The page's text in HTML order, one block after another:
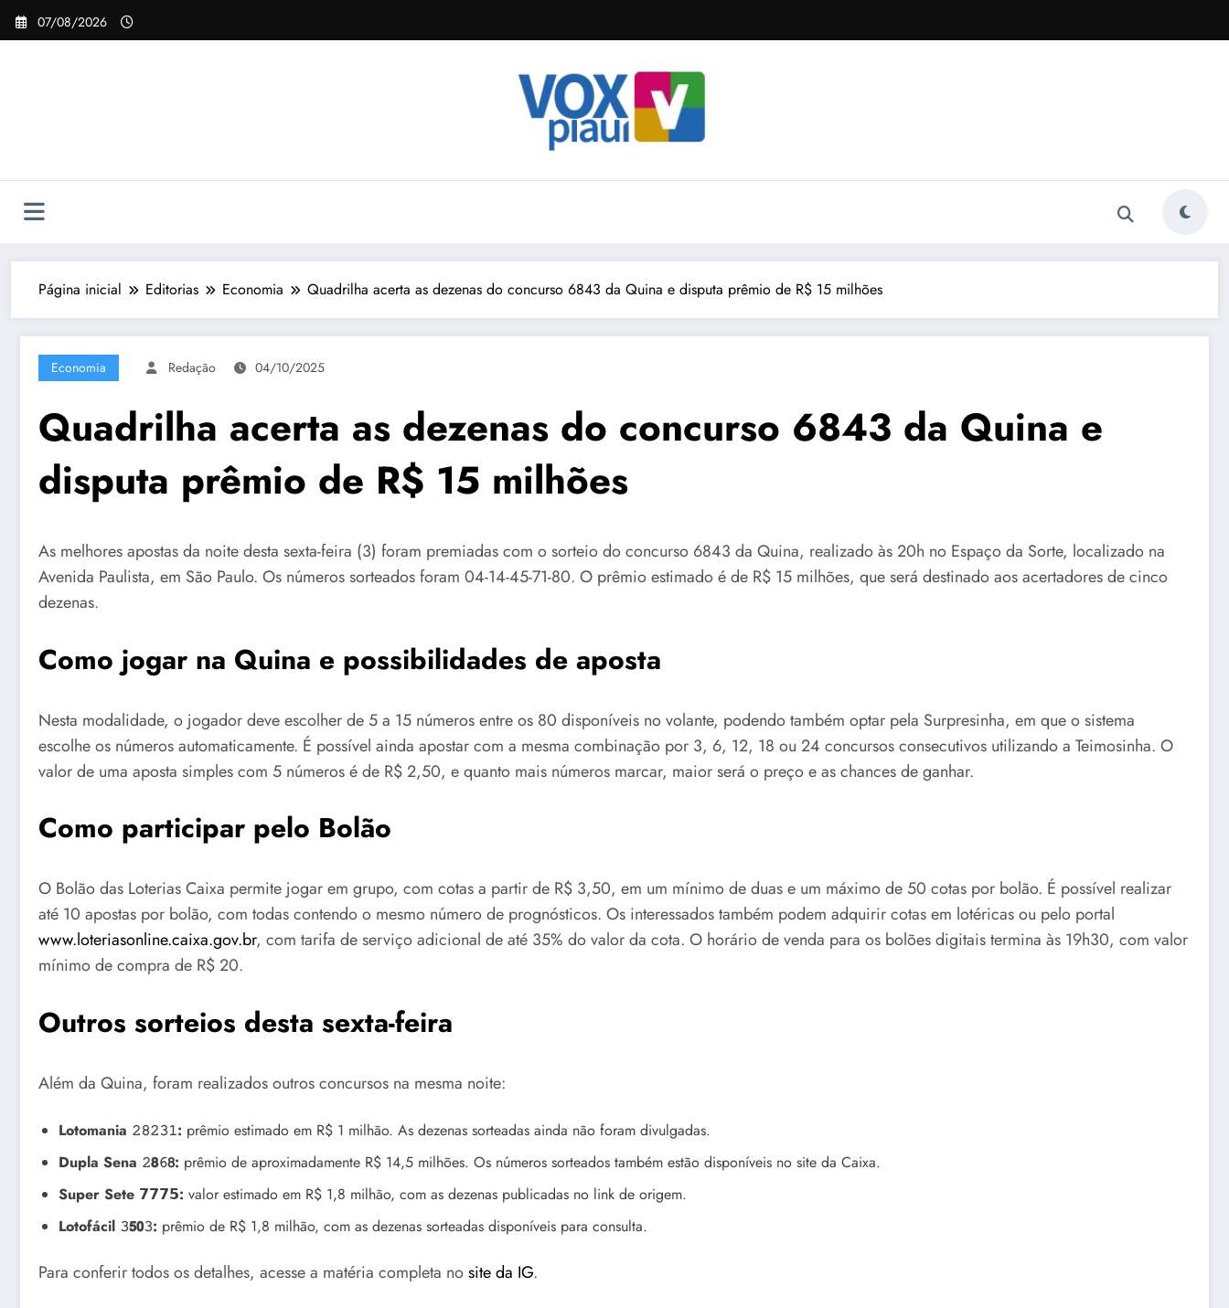
Pular
para
07/08/2026
Página inicial Editorias Economia Quadrilha acerta as dezenas do concurso 6843 da Quina e disputa prêmio de R$ 15 milhões
Economia Redação 04/10/2025
Quadrilha acerta as dezenas do concurso 6843 da Quina e
disputa prêmio de R$ 15 milhões
As melhores apostas da noite desta sexta-feira (3) foram premiadas com o sorteio do concurso 6843 da Quina, realizado às 20h no Espaço da Sorte, localizado na
Avenida Paulista, em São Paulo. Os números sorteados foram 04-14-45-71-80. O prêmio estimado é de R$ 15 milhões, que será destinado aos acertadores de cinco
dezenas.
Como jogar na Quina e possibilidades de aposta
Nesta modalidade, o jogador deve escolher de 5 a 15 números entre os 80 disponíveis no volante, podendo também optar pela Surpresinha, em que o sistema
escolhe os números automaticamente. É possível ainda apostar com a mesma combinação por 3, 6, 12, 18 ou 24 concursos consecutivos utilizando a Teimosinha. O
valor de uma aposta simples com 5 números é de R$ 2,50, e quanto mais números marcar, maior será o preço e as chances de ganhar.
Como participar pelo Bolão
O Bolão das Loterias Caixa permite jogar em grupo, com cotas a partir de R$ 3,50, em um mínimo de duas e um máximo de 50 cotas por bolão. É possível realizar
até 10 apostas por bolão, com todas contendo o mesmo número de prognósticos. Os interessados também podem adquirir cotas em lotéricas ou pelo portal
www.loteriasonline.caixa.gov.br, com tarifa de serviço adicional de até 35% do valor da cota. O horário de venda para os bolões digitais termina às 19h30, com valor
mínimo de compra de R$ 20.
Outros sorteios desta sexta-feira
Além da Quina, foram realizados outros concursos na mesma noite:
Lotomania 𝟸𝟾𝟸𝟹𝟷: prêmio estimado em R$ 1 milhão. As dezenas sorteadas ainda não foram divulgadas.
Dupla Sena 𝟸𝟴𝟼𝟪: prêmio de aproximadamente R$ 14,5 milhões. Os números sorteados também estão disponíveis no site da Caixa.
Super Sete 𝟳𝟳𝟳𝟱: valor estimado em R$ 1,8 milhão, com as dezenas publicadas no link de origem.
Lotofácil 𝟹𝟱𝟬𝟹: prêmio de R$ 1,8 milhão, com as dezenas sorteadas disponíveis para consulta.
Para conferir todos os detalhes, acesse a matéria completa nosite da IG.